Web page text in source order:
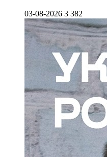
03-08-2026 3 382